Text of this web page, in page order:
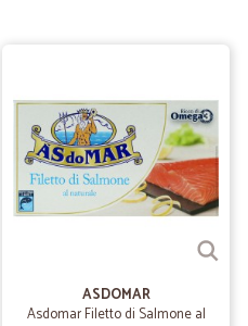
buono stato e
è alto
11/10/2021
03/04/2021
ASDOMAR
Asdomar Filetto di Salmone al